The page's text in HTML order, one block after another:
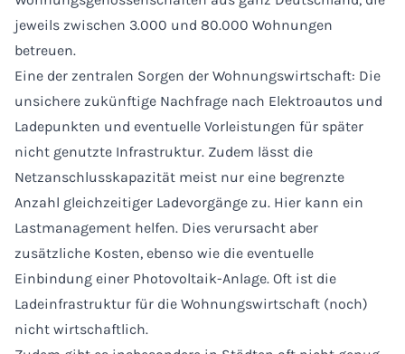
jeweils zwischen 3.000 und 80.000 Wohnungen
betreuen.
Eine der zentralen Sorgen der Wohnungswirtschaft: Die
unsichere zukünftige Nachfrage nach Elektroautos und
Ladepunkten und eventuelle Vorleistungen für später
nicht genutzte Infrastruktur. Zudem lässt die
Netzanschlusskapazität meist nur eine begrenzte
Anzahl gleichzeitiger Ladevorgänge zu. Hier kann ein
Lastmanagement helfen. Dies verursacht aber
zusätzliche Kosten, ebenso wie die eventuelle
Einbindung einer Photovoltaik-Anlage. Oft ist die
Ladeinfrastruktur für die Wohnungswirtschaft (noch)
nicht wirtschaftlich.